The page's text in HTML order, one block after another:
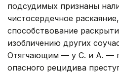
подсудимых признаны
чистосердечное
способствование
изобличению других
Отягчающим — у С. и А. —
опасного рецидива